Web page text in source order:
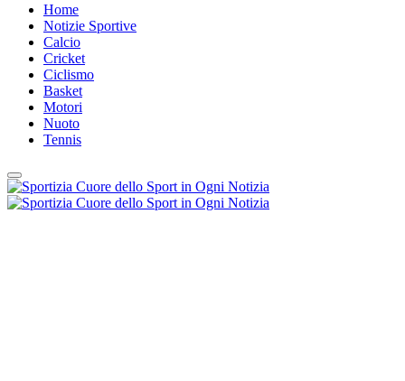
Home
Notizie Sportive
Calcio
Cricket
Ciclismo
Basket
Motori
Nuoto
Tennis